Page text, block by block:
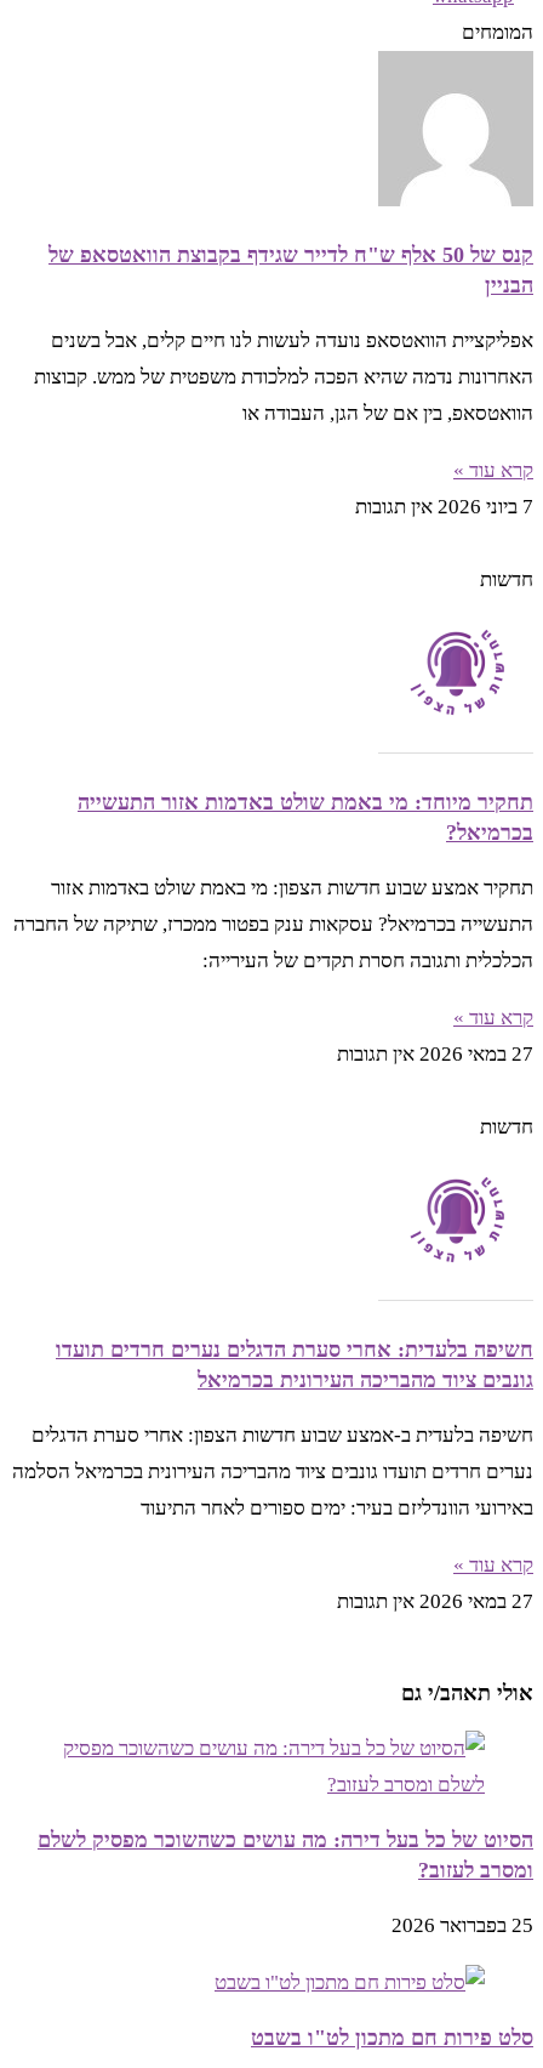
המומחים
קנס של 50 אלף ש"ח לדייר שגידף בקבוצת הוואטסאפ של
הבניין
אפליקציית הוואטסאפ נועדה לעשות לנו חיים קלים, אבל בשנים
האחרונות נדמה שהיא הפכה למלכודת משפטית של ממש. קבוצות
הוואטסאפ, בין אם של הגן, העבודה או
קרא עוד »
7 ביוני 2026
אין תגובות
חדשות
תחקיר מיוחד: מי באמת שולט באדמות אזור התעשייה
בכרמיאל?
תחקיר אמצע שבוע חדשות הצפון: מי באמת שולט באדמות אזור
התעשייה בכרמיאל? עסקאות ענק בפטור ממכרז, שתיקה של החברה
הכלכלית ותגובה חסרת תקדים של העירייה:
קרא עוד »
27 במאי 2026
אין תגובות
חדשות
חשיפה בלעדית: אחרי סערת הדגלים נערים חרדים תועדו
גונבים ציוד מהבריכה העירונית בכרמיאל
חשיפה בלעדית ב-אמצע שבוע חדשות הצפון: אחרי סערת הדגלים
נערים חרדים תועדו גונבים ציוד מהבריכה העירונית בכרמיאל הסלמה
באירועי הוונדליזם בעיר: ימים ספורים לאחר התיעוד
קרא עוד »
27 במאי 2026
אין תגובות
אולי תאהב/י גם
הסיוט של כל בעל דירה: מה עושים כשהשוכר מפסיק לשלם
ומסרב לעזוב?
25 בפברואר 2026
סלט פירות חם מתכון לט"ו בשבט